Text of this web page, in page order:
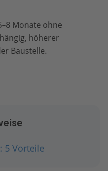
Monate ohne
höherer
Baustelle.
5 Vorteile